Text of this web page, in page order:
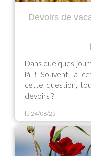
Devoirs de
Dans quelques
là ! Souvent, à
cette question,
devoirs ?
le 24/06/25